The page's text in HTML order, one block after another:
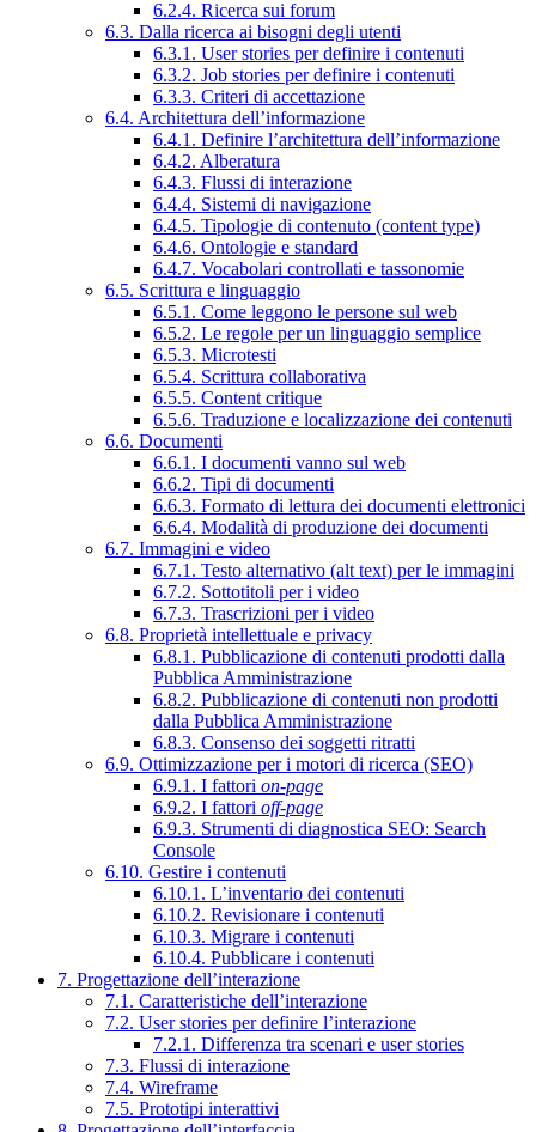
6.2.4. Ricerca sui forum
6.3. Dalla ricerca ai bisogni degli utenti
6.3.1. User stories per definire i contenuti
6.3.2. Job stories per definire i contenuti
6.3.3. Criteri di accettazione
6.4. Architettura dell’informazione
6.4.1. Definire l’architettura dell’informazione
6.4.2. Alberatura
6.4.3. Flussi di interazione
6.4.4. Sistemi di navigazione
6.4.5. Tipologie di contenuto (content type)
6.4.6. Ontologie e standard
6.4.7. Vocabolari controllati e tassonomie
6.5. Scrittura e linguaggio
6.5.1. Come leggono le persone sul web
6.5.2. Le regole per un linguaggio semplice
6.5.3. Microtesti
6.5.4. Scrittura collaborativa
6.5.5. Content critique
6.5.6. Traduzione e localizzazione dei contenuti
6.6. Documenti
6.6.1. I documenti vanno sul web
6.6.2. Tipi di documenti
6.6.3. Formato di lettura dei documenti elettronici
6.6.4. Modalità di produzione dei documenti
6.7. Immagini e video
6.7.1. Testo alternativo (alt text) per le immagini
6.7.2. Sottotitoli per i video
6.7.3. Trascrizioni per i video
6.8. Proprietà intellettuale e privacy
6.8.1. Pubblicazione di contenuti prodotti dalla
Pubblica Amministrazione
6.8.2. Pubblicazione di contenuti non prodotti
dalla Pubblica Amministrazione
6.8.3. Consenso dei soggetti ritratti
6.9. Ottimizzazione per i motori di ricerca (SEO)
6.9.1. I fattori on-page
6.9.2. I fattori off-page
6.9.3. Strumenti di diagnostica SEO: Search
Console
6.10. Gestire i contenuti
6.10.1. L’inventario dei contenuti
6.10.2. Revisionare i contenuti
6.10.3. Migrare i contenuti
6.10.4. Pubblicare i contenuti
7. Progettazione dell’interazione
7.1. Caratteristiche dell’interazione
7.2. User stories per definire l’interazione
7.2.1. Differenza tra scenari e user stories
7.3. Flussi di interazione
7.4. Wireframe
7.5. Prototipi interattivi